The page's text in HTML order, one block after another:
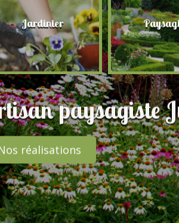
Jardinier
paysagiste
réalisations